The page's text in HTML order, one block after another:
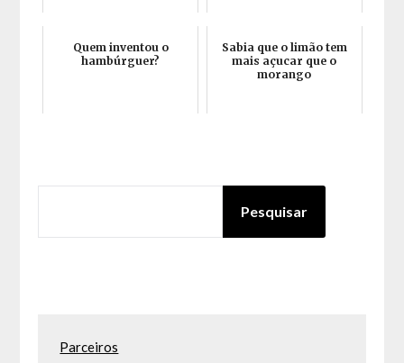
Quem inventou o
hambúrguer?
Sabia que o limão tem
mais açucar que o
morango
Pesquisar
Parceiros